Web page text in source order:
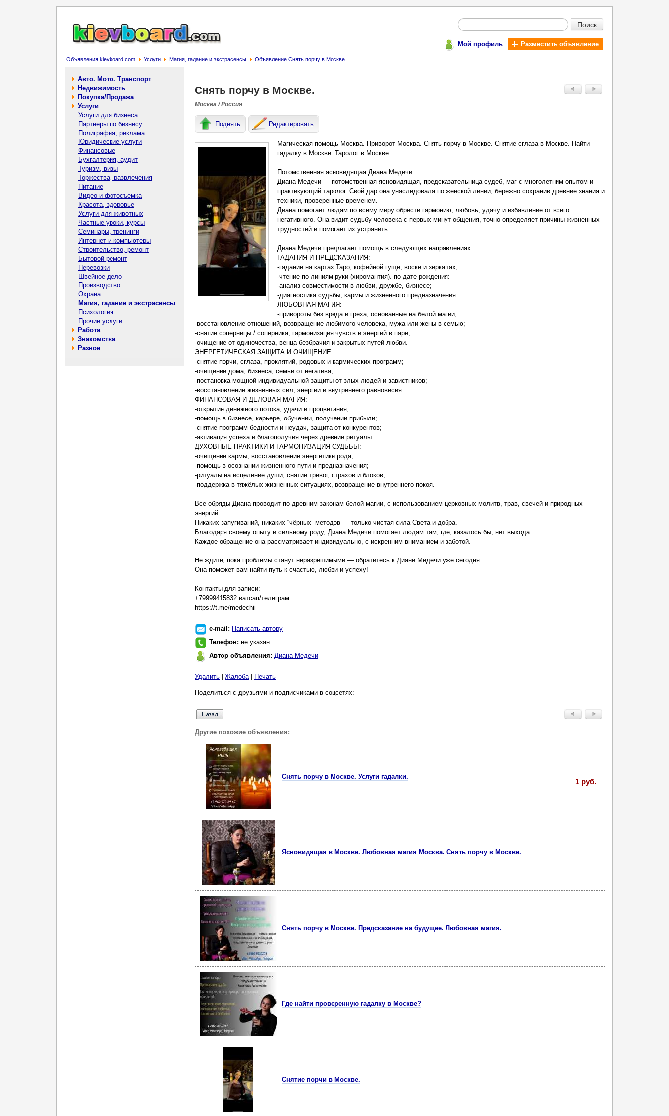
Поиск
Мой профиль Разместить объявление
Объявления kievboard.com Услуги Магия, гадание и экстрасенсы Объявление Снять порчу в Москве.
Авто. Мото. Транспорт
Недвижимость
Покупка/Продажа
Услуги
Услуги для бизнеса
Партнеры по бизнесу
Полиграфия, реклама
Юридические услуги
Финансовые
Бухгалтерия, аудит
Туризм, визы
Торжества, развлечения
Питание
Видео и фотосъемка
Красота, здоровье
Услуги для животных
Частные уроки, курсы
Семинары, тренинги
Интернет и компьютеры
Строительство, ремонт
Бытовой ремонт
Перевозки
Швейное дело
Производство
Охрана
Магия, гадание и экстрасенсы
Психология
Прочие услуги
Работа
Знакомства
Разное
Снять порчу в Москве.
Москва / Россия
Поднять Редактировать
Магическая помощь Москва. Приворот Москва. Снять порчу в Москве. Снятие сглаза в Москве. Найти
гадалку в Москве. Таролог в Москве.
Потомственная ясновидящая Диана Медечи
Диана Медечи — потомственная ясновидящая, предсказательница судеб, маг с многолетним опытом и
практикующий таролог. Свой дар она унаследовала по женской линии, бережно сохранив древние знания и
техники, проверенные временем.
Диана помогает людям по всему миру обрести гармонию, любовь, удачу и избавление от всего
негативного. Она видит судьбу человека с первых минут общения, точно определяет причины жизненных
трудностей и помогает их устранить.
Диана Медечи предлагает помощь в следующих направлениях:
ГАДАНИЯ И ПРЕДСКАЗАНИЯ:
-гадание на картах Таро, кофейной гуще, воске и зеркалах;
-чтение по линиям руки (хиромантия), по дате рождения;
-анализ совместимости в любви, дружбе, бизнесе;
-диагностика судьбы, кармы и жизненного предназначения.
ЛЮБОВНАЯ МАГИЯ:
-привороты без вреда и греха, основанные на белой магии;
-восстановление отношений, возвращение любимого человека, мужа или жены в семью;
-снятие соперницы / соперника, гармонизация чувств и энергий в паре;
-очищение от одиночества, венца безбрачия и закрытых путей любви.
ЭНЕРГЕТИЧЕСКАЯ ЗАЩИТА И ОЧИЩЕНИЕ:
-снятие порчи, сглаза, проклятий, родовых и кармических программ;
-очищение дома, бизнеса, семьи от негатива;
-постановка мощной индивидуальной защиты от злых людей и завистников;
-восстановление жизненных сил, энергии и внутреннего равновесия.
ФИНАНСОВАЯ И ДЕЛОВАЯ МАГИЯ:
-открытие денежного потока, удачи и процветания;
-помощь в бизнесе, карьере, обучении, получении прибыли;
-снятие программ бедности и неудач, защита от конкурентов;
-активация успеха и благополучия через древние ритуалы.
ДУХОВНЫЕ ПРАКТИКИ И ГАРМОНИЗАЦИЯ СУДЬБЫ:
-очищение кармы, восстановление энергетики рода;
-помощь в осознании жизненного пути и предназначения;
-ритуалы на исцеление души, снятие тревог, страхов и блоков;
-поддержка в тяжёлых жизненных ситуациях, возвращение внутреннего покоя.
Все обряды Диана проводит по древним законам белой магии, с использованием церковных молитв, трав, свечей и природных
энергий.
Никаких запугиваний, никаких “чёрных” методов — только чистая сила Света и добра.
Благодаря своему опыту и сильному роду, Диана Медечи помогает людям там, где, казалось бы, нет выхода.
Каждое обращение она рассматривает индивидуально, с искренним вниманием и заботой.
Не ждите, пока проблемы станут неразрешимыми — обратитесь к Диане Медечи уже сегодня.
Она поможет вам найти путь к счастью, любви и успеху!
Контакты для записи:
+79999415832 ватсап/телеграм
https://t.me/medechii
e-mail: Написать автору
Телефон: не указан
Автор объявления: Диана Медечи
Удалить Жалоба| Печать
Поделиться с друзьями и подписчиками в соцсетях:
Другие похожие объявления:
Снять порчу в Москве. Услуги гадалки.
1 руб.
Ясновидящая в Москве. Любовная магия Москва. Снять порчу в Москве.
Снять порчу в Москве. Предсказание на будущее. Любовная магия.
Где найти проверенную гадалку в Москве?
Снятие порчи в Москве.